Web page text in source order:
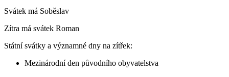
Svátek má Soběslav
Zítra má svátek Roman
Státní svátky a významné dny na zítřek:
Mezinárodní den původního obyvatelstva